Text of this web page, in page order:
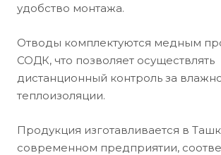
удобство монтажа.
Отводы комплектуются медным
СОДК, что позволяет осуществлять
дистанционный контроль за
теплоизоляции.
Продукция изготавливается в
современном предприятии,